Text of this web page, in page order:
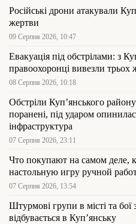
Російські дрони атакували
жертви
09 Серпня 2026, 10:47
Евакуація під обстрілами: з
правоохоронці вивезли трьох
08 Серпня 2026, 10:18
Обстріли Куп’янського
поранені, під ударом
інфраструктура
07 Серпня 2026, 23:11
Что покупают на самом деле,
настольную игру ручной
07 Серпня 2026, 13:54
Штурмові групи в місті та бої
відбувається в Куп’янську